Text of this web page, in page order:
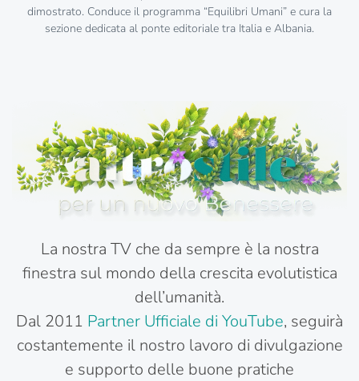
dimostrato. Conduce il programma “Equilibri Umani” e cura la
sezione dedicata al ponte editoriale tra Italia e Albania.
La nostra TV che da sempre è la nostra
finestra sul mondo della crescita evolutistica
dell’umanità.
Dal 2011 Partner Ufficiale di YouTube, seguirà
costantemente il nostro lavoro di divulgazione
e supporto delle buone pratiche